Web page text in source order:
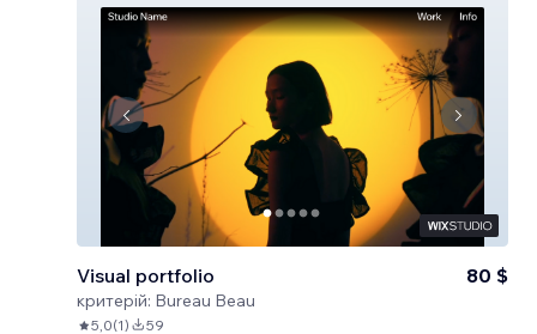
Visual portfolio
критерій: Bureau Beau
80 $
5,0(1) 59